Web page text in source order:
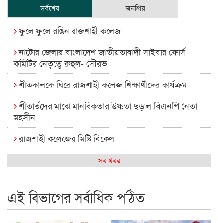
সর্বশেষ জনপ্রিয়
ফুলে ফুলে রঙিন রাজশাহী কলেজ
নাটোর জেলার বাংলাদেশ জাতীয়তাবাদী সাইবার ফোর্স
কমিটির নেতৃত্বে রুহুল- সৌরভ
শীতকালকে ঘিরে রাজশাহী কলেজ শিক্ষার্থীদের কার্যক্রম
শীতার্তদের মাঝে মানবিকতার উষ্ণতা ছড়াল বিএনপি নেতা
মহসীন
রাজশাহী কলেজের মিষ্টি বিকেল
কেমন আছে আমাদের দেশের মধ্যবিত্তরা
রাজশাইন একাডেমির ফল প্রকাশ ও পুরস্কার বিতরণ
সব খবর
এই বিভাগের সর্বাধিক পঠিত